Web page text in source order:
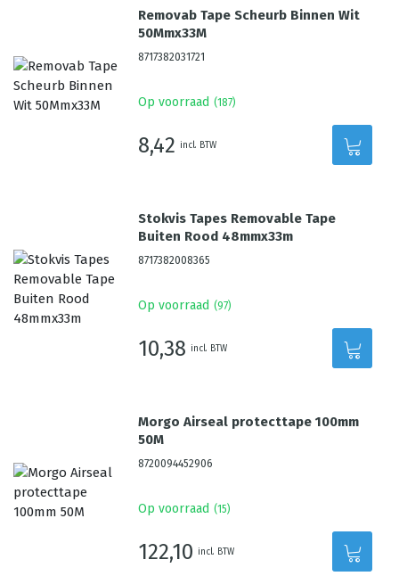
Removab Tape Scheurb Binnen Wit
50Mmx33M
8717382031721
Op voorraad (187)
8,42 incl. BTW
Stokvis Tapes Removable Tape
Buiten Rood 48mmx33m
8717382008365
Op voorraad (97)
10,38 incl. BTW
Morgo Airseal protecttape 100mm
50M
8720094452906
Op voorraad (15)
122,10 incl. BTW